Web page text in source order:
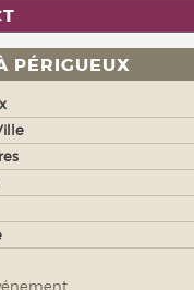
PÉRIGUEUX